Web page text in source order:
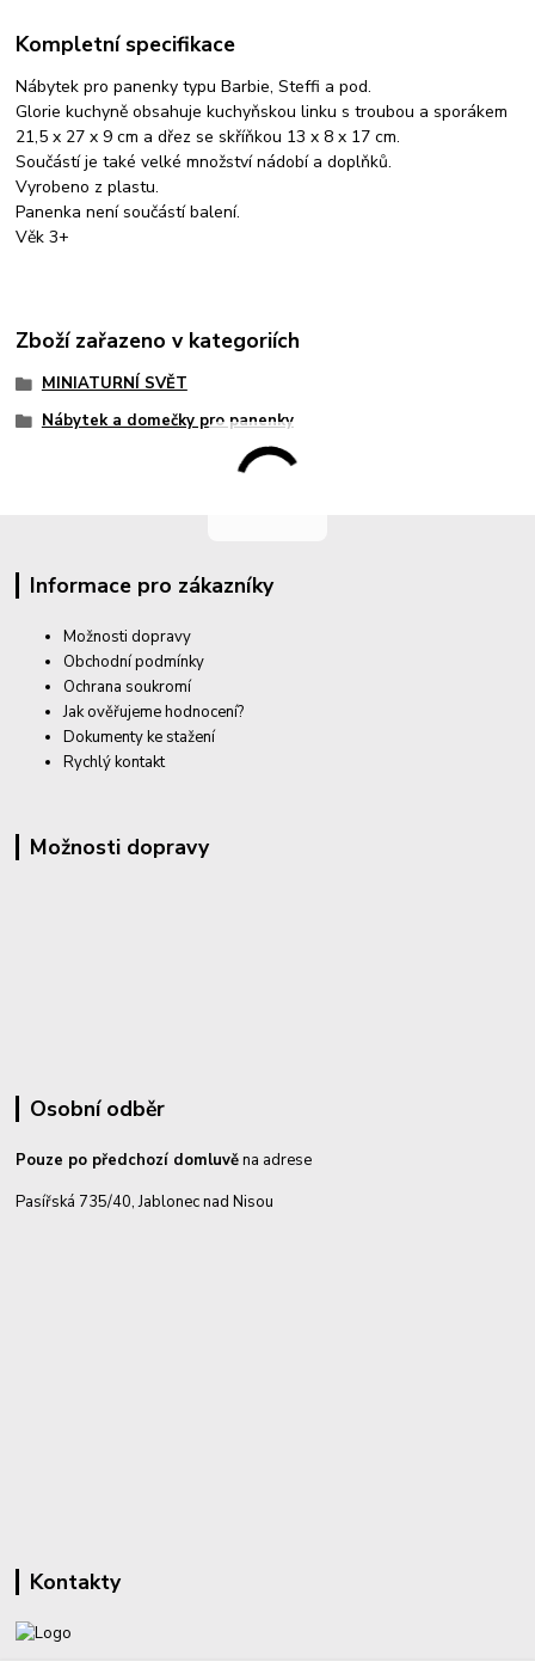
Kompletní specifikace
Nábytek pro panenky typu Barbie, Steffi a pod.
Glorie kuchyně obsahuje kuchyňskou linku s troubou a sporákem
21,5 x 27 x 9 cm a dřez se skříňkou 13 x 8 x 17 cm.
Součástí je také velké množství nádobí a doplňků.
Vyrobeno z plastu.
Panenka není součástí balení.
Věk 3+
Zboží zařazeno v kategoriích
MINIATURNÍ SVĚT
Nábytek a domečky pro panenky
Informace pro zákazníky
Možnosti dopravy
Obchodní podmínky
Ochrana soukromí
Jak ověřujeme hodnocení?
Dokumenty ke stažení
Rychlý kontakt
Možnosti dopravy
Osobní odběr
Pouze po předchozí domluvěna adrese
Pasířská 735/40, Jablonec nad Nisou
Kontakty